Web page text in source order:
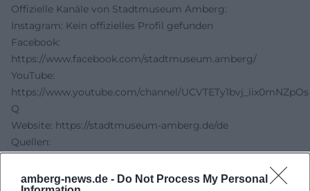
amberg-news.de - Do Not Process My Personal
Offizielle Kanäle von Stadtmuseum Amberg:
Instagram: Kein offizielles Profil gefunden
Facebook:
https://www.facebook.com/stadtmuseum.amberg/
YouTube:
https://www.youtube.com/channel/
Q
Website: https://stadtmuseum-amberg.de/de
Quellen:
Stadt Amberg – Jahresprogramm Stadtgalerie 2026